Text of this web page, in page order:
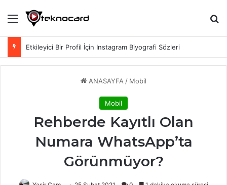
Menü
Etkileyici Bir Profil İçin Instagram Biyografi Sözleri
ANASAYFA / Mobil
Mobil
Rehberde Kayıtlı Olan
Numara WhatsApp’ta
Görünmüyor?